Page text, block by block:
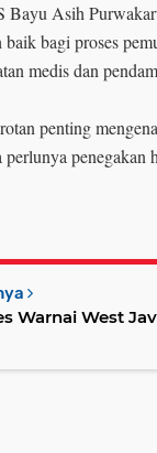
Bayu Asih
bagi proses
medis dan
penting
perlunya
Warnai West